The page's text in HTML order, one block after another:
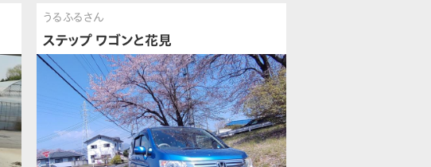
うるふるさん
ステップ ワゴンと花見